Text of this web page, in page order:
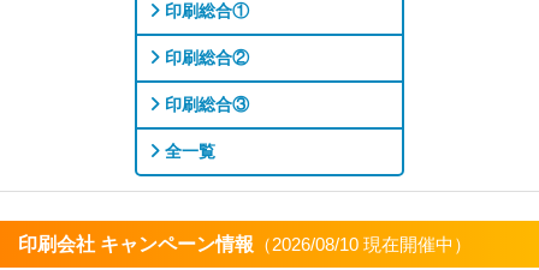
印刷総合①
印刷総合②
印刷総合③
全一覧
印刷会社 キャンペーン情報 （2026/08/10 現在開催中）